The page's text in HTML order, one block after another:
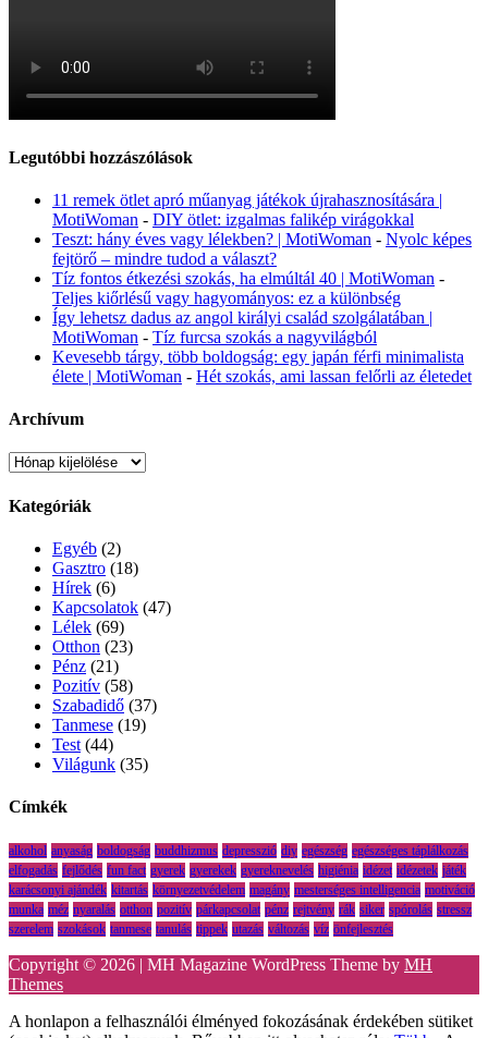
Legutóbbi hozzászólások
11 remek ötlet apró műanyag játékok újrahasznosítására |
MotiWoman - DIY ötlet: izgalmas falikép virágokkal
Teszt: hány éves vagy lélekben? | MotiWoman - Nyolc képes
fejtörő – mindre tudod a választ?
Tíz fontos étkezési szokás, ha elmúltál 40 | MotiWoman -
Teljes kiőrlésű vagy hagyományos: ez a különbség
Így lehetsz dadus az angol királyi család szolgálatában |
MotiWoman - Tíz furcsa szokás a nagyvilágból
Kevesebb tárgy, több boldogság: egy japán férfi minimalista
élete | MotiWoman - Hét szokás, ami lassan felőrli az életedet
Archívum
Archívum
Kategóriák
Egyéb (2)
Gasztro (18)
Hírek (6)
Kapcsolatok (47)
Lélek (69)
Otthon (23)
Pénz (21)
Pozitív (58)
Szabadidő (37)
Tanmese (19)
Test (44)
Világunk (35)
Címkék
alkohol anyaság boldogság buddhizmus depresszió diy egészség egészséges táplálkozás
elfogadás fejlődés fun fact gyerek gyerekek gyereknevelés higiénia idézet idézetek játék
karácsonyi ajándék kitartás környezetvédelem magány mesterséges intelligencia motiváció
munka méz nyaralás otthon pozitív párkapcsolat pénz rejtvény rák siker spórolás stressz
szerelem szokások tanmese tanulás tippek utazás változás víz önfejlesztés
Copyright © 2026 | MH Magazine WordPress Theme by MH
Themes
A honlapon a felhasználói élményed fokozásának érdekében sütiket